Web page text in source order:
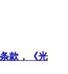
款，《光